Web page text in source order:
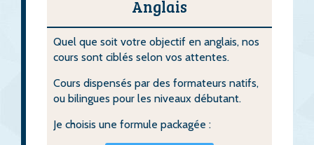
Anglais
Quel que soit votre objectif en anglais, nos
cours sont ciblés selon vos attentes.
Cours dispensés par des formateurs natifs,
ou bilingues pour les niveaux débutant.
Je choisis une formule packagée :